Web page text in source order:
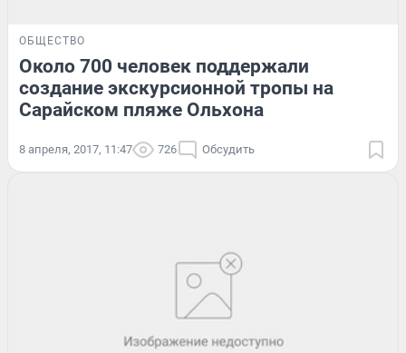
ОБЩЕСТВО
Около 700 человек поддержали
создание экскурсионной тропы на
Сарайском пляже Ольхона
8 апреля, 2017, 11:47 726 Обсудить